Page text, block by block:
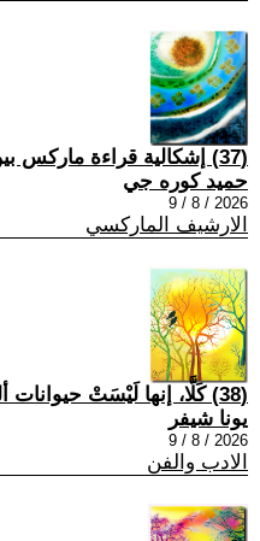
(37) إشكالية قراءة ماركس بين العلم والأيديولوجيا
حميد كوره جي
2026 / 8 / 9
الارشيف الماركسي
(38) كَلَّا، إنها لَيْسَتْ حيوانات أليفة
يونا شيفر
2026 / 8 / 9
الادب والفن